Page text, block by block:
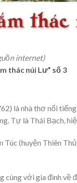
internet)
thác núi Lư” số 3
là nhà thơ nổi
Tự là Thái Bạch,
Túc (huyện Thiên
cùng với gia đình về